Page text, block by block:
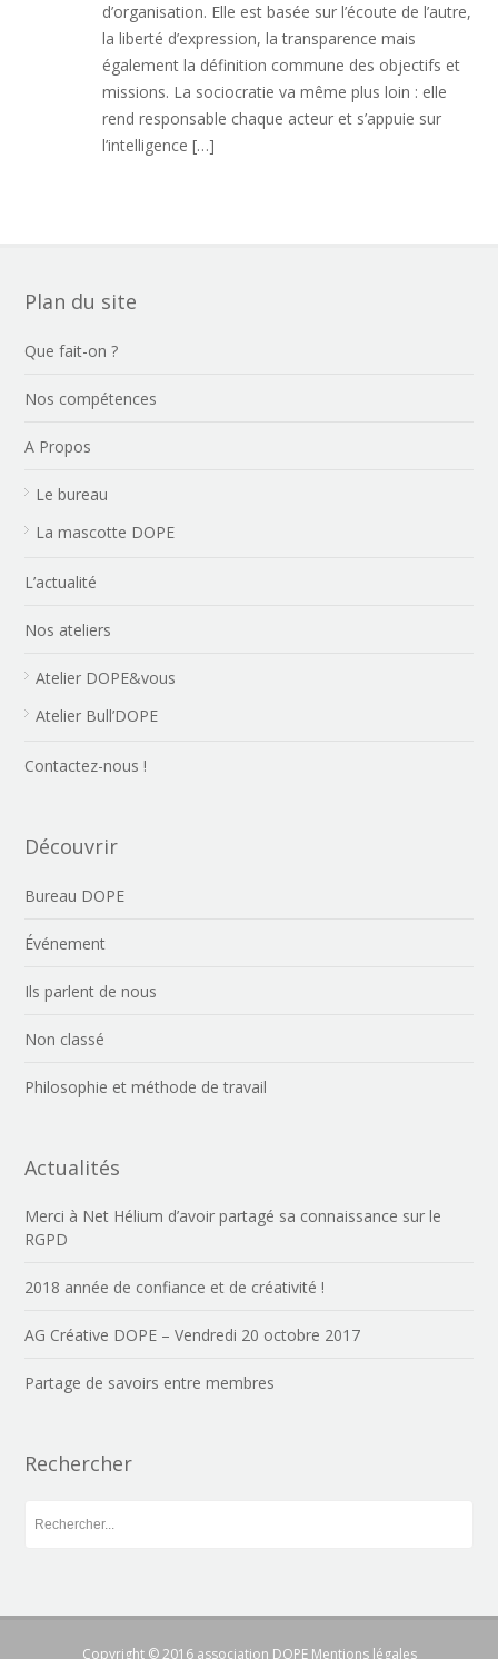
d’organisation. Elle est basée sur l’écoute de l’autre,
la liberté d’expression, la transparence mais
également la définition commune des objectifs et
missions. La sociocratie va même plus loin : elle
rend responsable chaque acteur et s’appuie sur
l’intelligence […]
Plan du site
Que fait-on ?
Nos compétences
A Propos
Le bureau
La mascotte DOPE
L’actualité
Nos ateliers
Atelier DOPE&vous
Atelier Bull’DOPE
Contactez-nous !
Découvrir
Bureau DOPE
Événement
Ils parlent de nous
Non classé
Philosophie et méthode de travail
Actualités
Merci à Net Hélium d’avoir partagé sa connaissance sur le
RGPD
2018 année de confiance et de créativité !
AG Créative DOPE – Vendredi 20 octobre 2017
Partage de savoirs entre membres
Rechercher
Copyright © 2016 association DOPE Mentions légales